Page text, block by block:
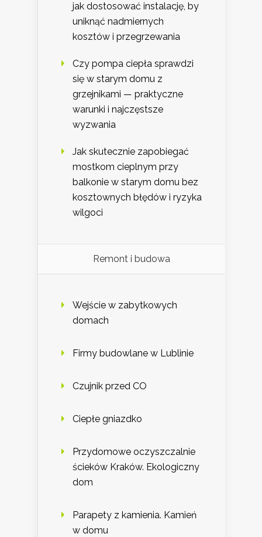
jak dostosować instalację, by
uniknąć nadmiernych
kosztów i przegrzewania
Czy pompa ciepła sprawdzi
się w starym domu z
grzejnikami — praktyczne
warunki i najczęstsze
wyzwania
Jak skutecznie zapobiegać
mostkom cieplnym przy
balkonie w starym domu bez
kosztownych błędów i ryzyka
wilgoci
Remont i budowa
Wejście w zabytkowych
domach
Firmy budowlane w Lublinie
Czujnik przed CO
Ciepłe gniazdko
Przydomowe oczyszczalnie
ścieków Kraków. Ekologiczny
dom
Parapety z kamienia. Kamień
w domu